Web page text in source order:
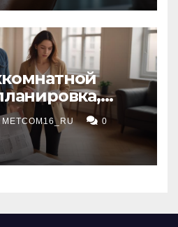
и
METCOM16_RU 0